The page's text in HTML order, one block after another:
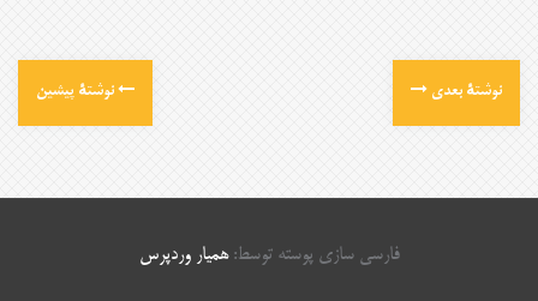
نوشتهٔ پیشین نوشتهٔ بعدی
فارسی سازی پوسته توسط:همیار وردپرس